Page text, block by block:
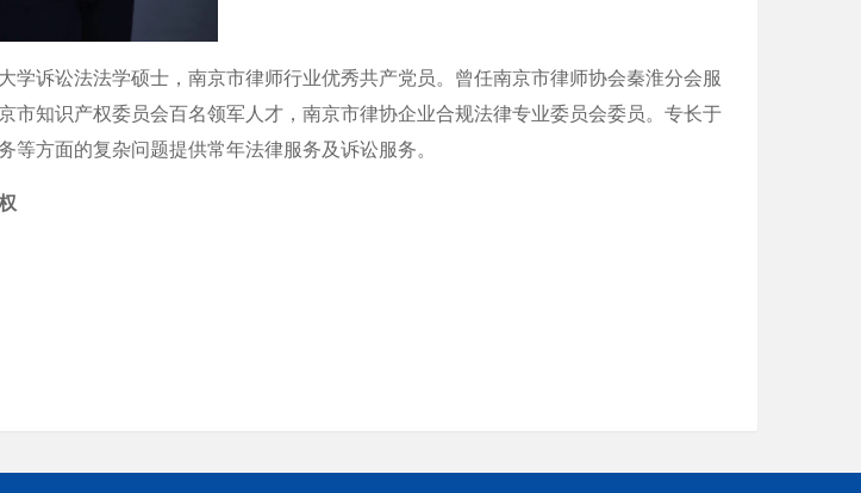
学诉讼法法学硕士，南京市律师行业优秀共产党员。曾任南京市律师协会秦淮分会服
知识产权委员会百名领军人才，南京市律协企业合规法律专业委员会委员。专长于
方面的复杂问题提供常年法律服务及诉讼服务。